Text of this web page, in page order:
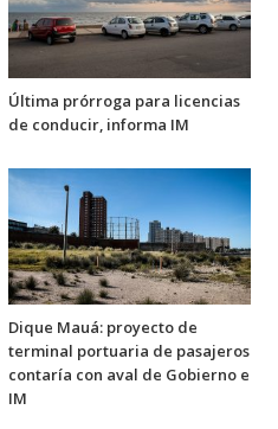
Última prórroga para licencias
de conducir, informa IM
Dique Mauá: proyecto de
terminal portuaria de pasajeros
contaría con aval de Gobierno e
IM